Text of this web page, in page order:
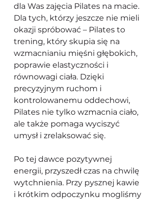
dla Was zajęcia Pilates na macie.
Dla tych, którzy jeszcze nie mieli
okazji spróbować – Pilates to
trening, który skupia się na
wzmacnianiu mięśni głębokich,
poprawie elastyczności i
równowagi ciała. Dzięki
precyzyjnym ruchom i
kontrolowanemu oddechowi,
Pilates nie tylko wzmacnia ciało,
ale także pomaga wyciszyć
umysł i zrelaksować się.
Po tej dawce pozytywnej
energii, przyszedł czas na chwilę
wytchnienia. Przy pysznej kawie
i krótkim odpoczynku mogliśmy